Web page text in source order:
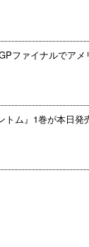
ファイナルでア
ム』1巻が本日